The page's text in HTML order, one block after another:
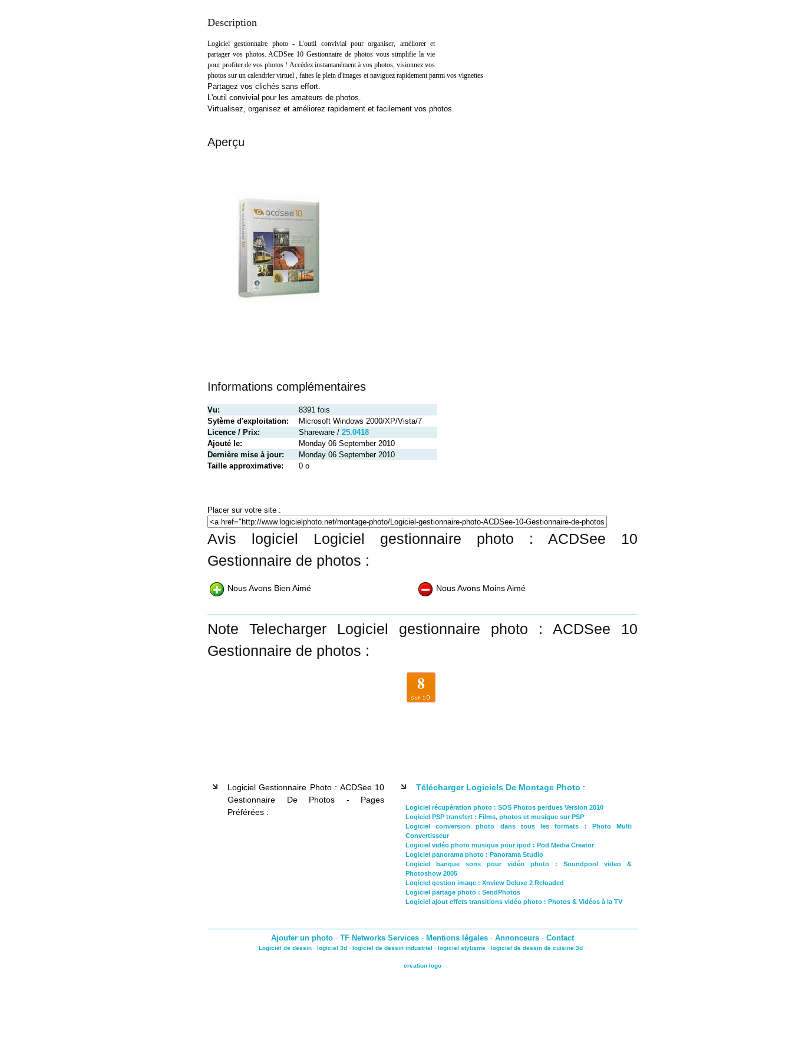
Description
Logiciel gestionnaire photo - L'outil convivial pour organiser, améliorer et
partager vos photos. ACDSee 10 Gestionnaire de photos vous simplifie la vie
pour profiter de vos photos ! Accédez instantanément à vos photos, visionnez vos
photos sur un calendrier virtuel , faites le plein d'images et naviguez rapidement parmi vos vignettes
Partagez vos clichés sans effort.
L'outil convivial pour les amateurs de photos.
Virtualisez, organisez et améliorez rapidement et facilement vos photos.
Aperçu
Informations complémentaires
Vu:
8391 fois
Sytème d'exploitation:
Microsoft Windows 2000/XP/Vista/7
Licence / Prix:
Shareware / 25.0418
Ajouté le:
Monday 06 September 2010
Dernière mise à jour:
Monday 06 September 2010
Taille approximative:
0 o
Placer sur votre site :
Avis logiciel Logiciel gestionnaire photo : ACDSee 10
Gestionnaire de photos :
Nous Avons Bien Aimé Nous Avons Moins Aimé
Note Telecharger Logiciel gestionnaire photo : ACDSee 10
Gestionnaire de photos :
8
Logiciel Gestionnaire Photo : ACDSee 10
Gestionnaire De Photos - Pages
Préférées :
Télécharger Logiciels De Montage Photo :
Logiciel récupération photo : SOS Photos perdues Version 2010
Logiciel PSP transfert : Films, photos et musique sur PSP
Logiciel conversion photo dans tous les formats : Photo Multi
Convertisseur
Logiciel vidéo photo musique pour ipod : Pod Media Creator
Logiciel panorama photo : Panorama Studio
Logiciel banque sons pour vidéo photo : Soundpool video &
Photoshow 2005
Logiciel gestion image : Xnview Deluxe 2 Reloaded
Logiciel partage photo : SendPhotos
Logiciel ajout effets transitions vidéo photo : Photos & Vidéos à la TV
Ajouter un photo - TF Networks Services - Mentions légales - Annonceurs - Contact
Logiciel de dessin - logiciel 3d - logiciel de dessin industriel - logiciel stylisme - logiciel de dessin de cuisine 3d -
creation logo